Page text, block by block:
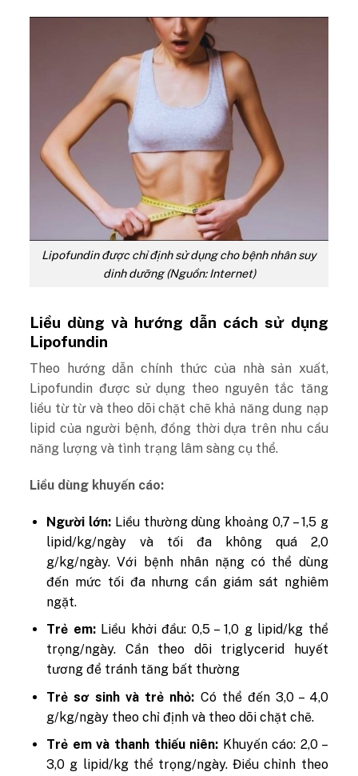
Lipofundin được chỉ định sử dụng cho bệnh nhân suy
dinh dưỡng (Nguồn: Internet)
Liều dùng và hướng dẫn cách sử dụng
Lipofundin
Theo hướng dẫn chính thức của nhà sản xuất,
Lipofundin được sử dụng theo nguyên tắc tăng
liều từ từ và theo dõi chặt chẽ khả năng dung nạp
lipid của người bệnh, đồng thời dựa trên nhu cầu
năng lượng và tình trạng lâm sàng cụ thể.
Liều dùng khuyến cáo:
Người lớn: Liều thường dùng khoảng 0,7 – 1,5 g
lipid/kg/ngày và tối đa không quá 2,0
g/kg/ngày. Với bệnh nhân nặng có thể dùng
đến mức tối đa nhưng cần giám sát nghiêm
ngặt.
Trẻ em:Liều khởi đầu: 0,5 – 1,0 g lipid/kg thể
trọng/ngày. Cần theo dõi triglycerid huyết
tương để tránh tăng bất thường
Trẻ sơ sinh và trẻ nhỏ: Có thể đến 3,0 – 4,0
g/kg/ngày theo chỉ định và theo dõi chặt chẽ.
Trẻ em và thanh thiếu niên: Khuyến cáo: 2,0 –
3,0 g lipid/kg thể trọng/ngày. Điều chỉnh theo